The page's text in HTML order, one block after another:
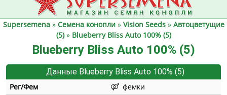
Другие товары
Как заказать / FAQ
Supersemena» Семена конопли» Vision Seeds» Автоцветущие
(5)» Blueberry Bliss Auto 100% (5)
Blueberry Bliss Auto 100% (5)
Данные Blueberry Bliss Auto 100% (5)
Рег/Фем
фемки